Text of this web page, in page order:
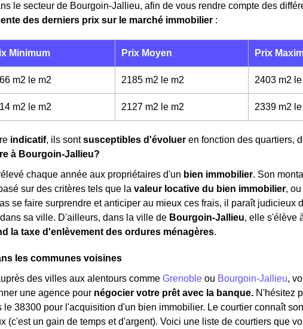
le secteur de Bourgoin-Jallieu, afin de vous rendre compte des
des derniers prix sur le marché immobilier :
Minimum Prix Moyen Prix
m2 le m2 2185 m2 le m2 2403 m2
m2 le m2 2127 m2 le m2 2339 m2
indicatif, ils sontsusceptibles d'évoluer en fonction des quartiers,
à Bourgoin-Jallieu?
chaque année aux propriétaires d'un bien immobilier. Son
sur des critères tels que la valeur locative du bien immobilier, ou
se faire surprendre et anticiper au mieux ces frais, il paraît judicieux
sa ville. D'ailleurs, dans la ville de Bourgoin-Jallieu, elle s'élève
la taxe d'enlèvement des ordures ménagères.
les communes voisines
des villes aux alentours comme Grenoble ou Bourgoin-Jallieu,
une agence pour négocier votre prêt avec la banque. N'hésitez
38300 pour l'acquisition d'un bien immobilier. Le courtier connaît
(c'est un gain de temps et d'argent). Voici une liste de courtiers que